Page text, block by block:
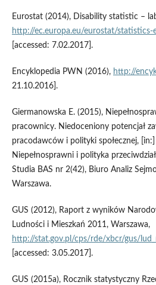
Eurostat (2014), Disability statistic –
http://ec.europa.eu/eurostat/
[accessed: 7.02.2017].
Encyklopedia PWN (2016), http://
21.10.2016].
Giermanowska E. (2015),
pracownicy. Niedoceniony potencjał
pracodawców i polityki społecznej, [in:]
Niepełnosprawni i polityka
Studia BAS nr 2(42), Biuro Analiz
Warszawa.
GUS (2012), Raport z wyników
Ludności i Mieszkań 2011, Warszawa,
http://stat.gov.pl/cps/rde/xbcr/gus/
[accessed: 3.05.2017].
GUS (2015a), Rocznik statystyczny